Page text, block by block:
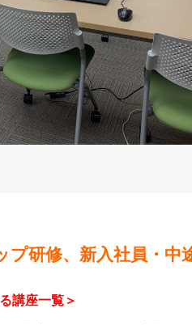
プ研修、新入社員・中
講座一覧＞